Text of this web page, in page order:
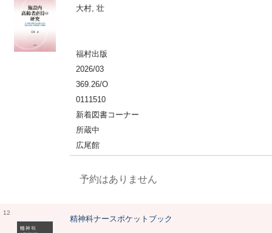
大村, 壮
福村出版
2026/03
369.26/O
0111510
新着図書コーナー
所蔵中
広尾館
予約はありません
12
精神科ナースポケットブック